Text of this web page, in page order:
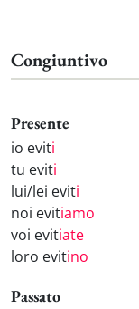
Congiuntivo
Presente
io eviti
tu eviti
lui/lei eviti
noi evitiamo
voi evitiate
loro evitino
Passato